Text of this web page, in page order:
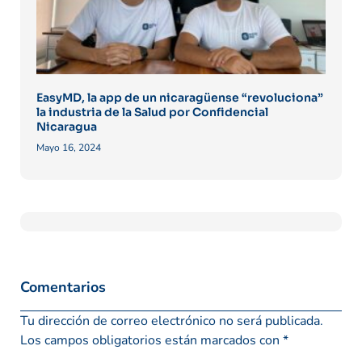
EasyMD, la app de un nicaragüense “revoluciona”
la industria de la Salud por Confidencial
Nicaragua
Mayo 16, 2024
Comentarios
Tu dirección de correo electrónico no será publicada.
Los campos obligatorios están marcados con *